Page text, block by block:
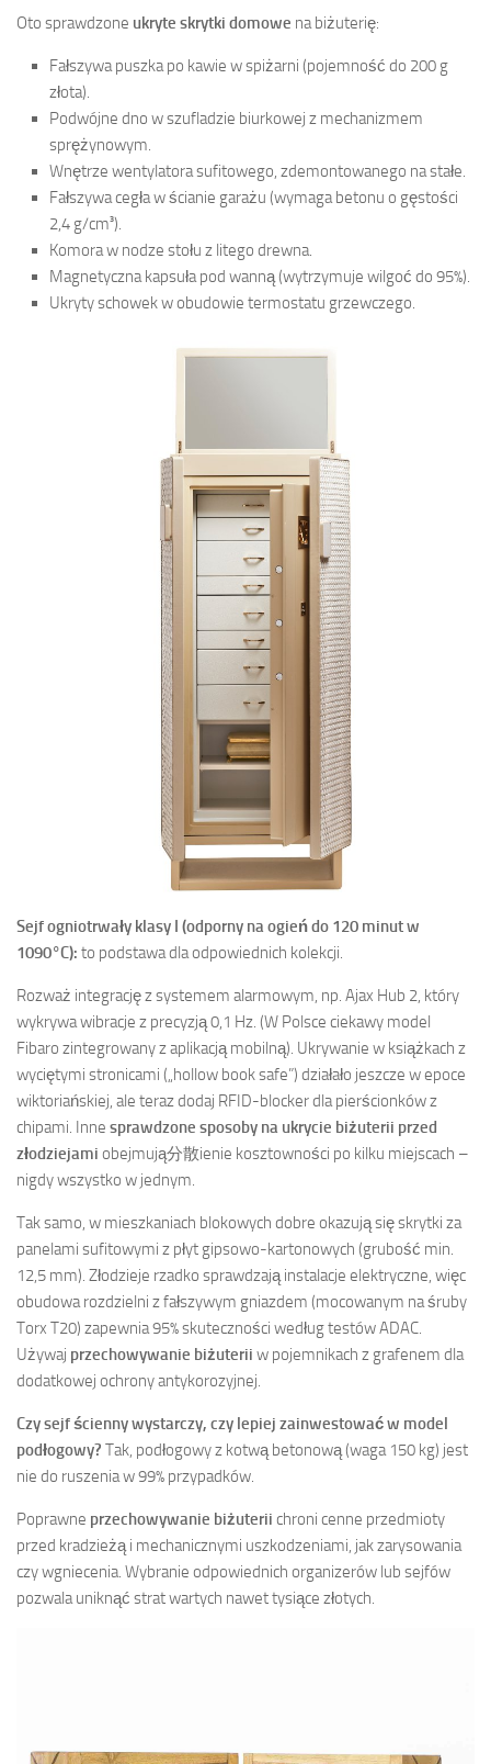
Oto sprawdzone ukryte skrytki domowe na biżuterię:
Fałszywa puszka po kawie w spiżarni (pojemność do 200 g
złota).
Podwójne dno w szufladzie biurkowej z mechanizmem
sprężynowym.
Wnętrze wentylatora sufitowego, zdemontowanego na stałe.
Fałszywa cegła w ścianie garażu (wymaga betonu o gęstości
2,4 g/cm³).
Komora w nodze stołu z litego drewna.
Magnetyczna kapsuła pod wanną (wytrzymuje wilgoć do 95%).
Ukryty schowek w obudowie termostatu grzewczego.
Sejf ogniotrwały klasy I (odporny na ogień do 120 minut w
1090°C): to podstawa dla odpowiednich kolekcji.
Rozważ integrację z systemem alarmowym, np. Ajax Hub 2, który
wykrywa wibracje z precyzją 0,1 Hz. (W Polsce ciekawy model
Fibaro zintegrowany z aplikacją mobilną). Ukrywanie w książkach z
wyciętymi stronicami („hollow book safe”) działało jeszcze w epoce
wiktoriańskiej, ale teraz dodaj RFID-blocker dla pierścionków z
chipami. Inne sprawdzone sposoby na ukrycie biżuterii przed
złodziejami obejmują分散ienie kosztowności po kilku miejscach –
nigdy wszystko w jednym.
Tak samo, w mieszkaniach blokowych dobre okazują się skrytki za
panelami sufitowymi z płyt gipsowo-kartonowych (grubość min.
12,5 mm). Złodzieje rzadko sprawdzają instalacje elektryczne, więc
obudowa rozdzielni z fałszywym gniazdem (mocowanym na śruby
Torx T20) zapewnia 95% skuteczności według testów ADAC.
Używaj przechowywanie biżuterii w pojemnikach z grafenem dla
dodatkowej ochrony antykorozyjnej.
Czy sejf ścienny wystarczy, czy lepiej zainwestować w model
podłogowy? Tak, podłogowy z kotwą betonową (waga 150 kg) jest
nie do ruszenia w 99% przypadków.
Poprawne przechowywanie biżuterii chroni cenne przedmioty
przed kradzieżą i mechanicznymi uszkodzeniami, jak zarysowania
czy wgniecenia. Wybranie odpowiednich organizerów lub sejfów
pozwala uniknąć strat wartych nawet tysiące złotych.